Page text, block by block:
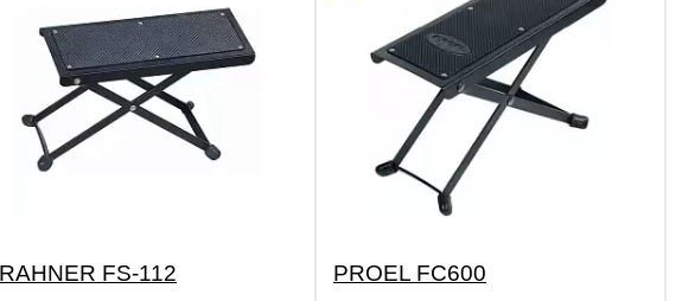
FS-112 PROEL FC600